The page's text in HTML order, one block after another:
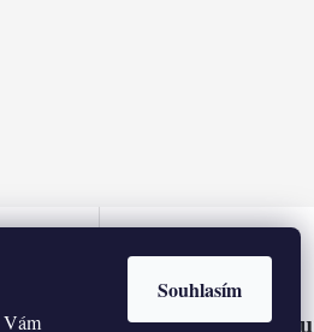
Souhlasím